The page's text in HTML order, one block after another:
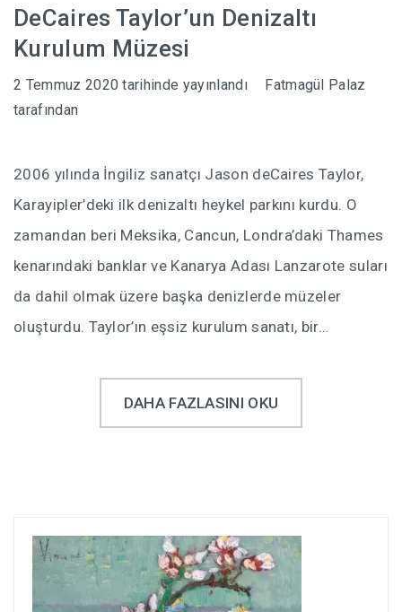
DeCaires Taylor’un Denizaltı
Kurulum Müzesi
2 Temmuz 2020 tarihinde yayınlandı
Fatmagül Palaz
tarafından
2006 yılında İngiliz sanatçı Jason deCaires Taylor,
Karayipler’deki ilk denizaltı heykel parkını kurdu. O
zamandan beri Meksika, Cancun, Londra’daki Thames
kenarındaki banklar ve Kanarya Adası Lanzarote suları
da dahil olmak üzere başka denizlerde müzeler
oluşturdu. Taylor’ın eşsiz kurulum sanatı, bir…
DAHA FAZLASINI OKU